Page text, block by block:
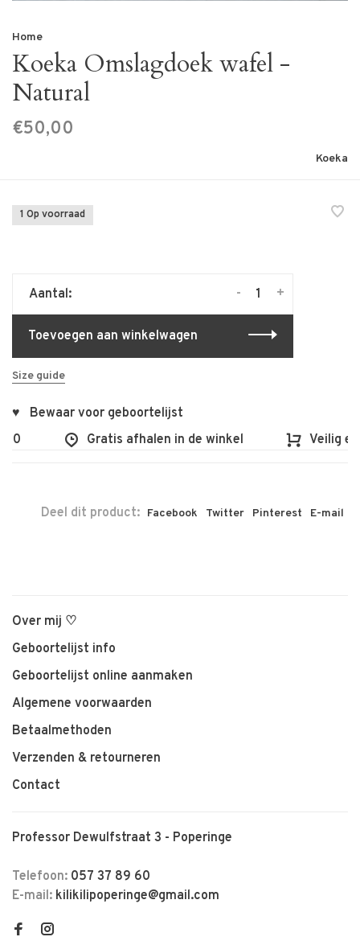
Home
Koeka Omslagdoek wafel -
Natural
€50,00
Koeka
1 Op voorraad
Aantal: +
-
Toevoegen aan winkelwagen
Size guide
♥ Bewaar voor geboortelijst
Gratis afhalen in de winkel Veilig en
Deel dit product: Facebook Twitter Pinterest E-mail
Over mij ♡
Geboortelijst info
Geboortelijst online aanmaken
Algemene voorwaarden
Betaalmethoden
Verzenden & retourneren
Contact
Professor Dewulfstraat 3 - Poperinge
Telefoon: 057 37 89 60
E-mail: kilikilipoperinge@gmail.com